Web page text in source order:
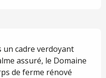
un cadre verdoyant
assuré, le Domaine
de ferme rénové